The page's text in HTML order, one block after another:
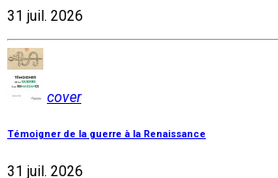
31 juil. 2026
cover
Témoigner de la guerre à la Renaissance
31 juil. 2026